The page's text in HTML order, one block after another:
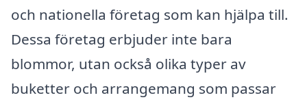
och nationella företag som kan hjälpa till.
Dessa företag erbjuder inte bara
blommor, utan också olika typer av
buketter och arrangemang som passar